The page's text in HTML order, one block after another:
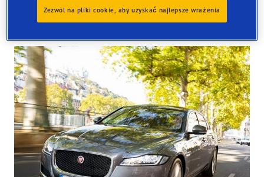
Tyres available at the store
Zezwól na pliki cookie, aby uzyskać najlepsze wrażenia